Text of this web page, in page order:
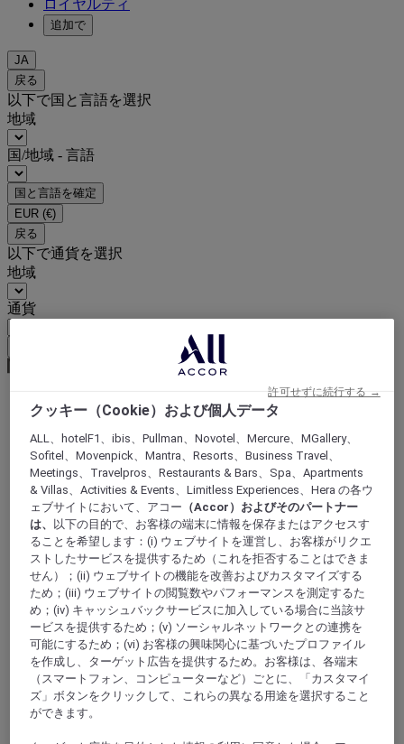
ロイヤルティ
追加で
JA
戻る
以下で国と言語を選択
地域
国/地域 - 言語
国と言語を確定
EUR (€)
戻る
以下で通貨を選択
地域
通貨
World
Europe
France
Brittany
ILLE-ET-VILAINE
Saint Malo
クッキー（Cookie）および個人データ
ALL、hotelF1、ibis、Pullman、Novotel、Mercure、MGallery、
Sofitel、Movenpick、Mantra、Resorts、Business Travel、
Meetings、Travelpros、Restaurants & Bars、Spa、Apartments
& Villas、Activities & Events、Limitless Experiences、Hera の各ウ
ェブサイトにおいて、アコー （Accor）およびそのパートナー
は、 以下の目的で、お客様の端末に情報を保存またはアクセスす
ることを希望します：(i) ウェブサイトを運営し、お客様がリクエ
ストしたサービスを提供するため（これを拒否することはできま
せん）；(ii) ウェブサイトの機能を改善およびカスタマイズする
ため；(iii) ウェブサイトの閲覧数やパフォーマンスを測定するた
め；(iv) キャッシュバックサービスに加入している場合に当該サ
ービスを提供するため；(v) ソーシャルネットワークとの連携を
可能にするため；(vi) お客様の興味関心に基づいたプロファイル
を作成し、ターゲット広告を提供するため。お客様は、各端末
（スマートフォン、コンピューターなど）ごとに、「カスタマイ
ズ」ボタンをクリックして、これらの異なる用途を選択すること
ができます。
許可せずに続行する →